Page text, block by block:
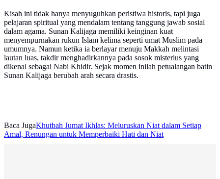
Kisah ini tidak hanya menyuguhkan peristiwa historis, tapi juga
pelajaran spiritual yang mendalam tentang tanggung jawab sosial
dalam agama. Sunan Kalijaga memiliki keinginan kuat
menyempurnakan rukun Islam kelima seperti umat Muslim pada
umumnya. Namun ketika ia berlayar menuju Makkah melintasi
lautan luas, takdir menghadirkannya pada sosok misterius yang
dikenal sebagai Nabi Khidir. Sejak momen inilah petualangan batin
Sunan Kalijaga berubah arah secara drastis.
Baca JugaKhutbah Jumat Ikhlas: Meluruskan Niat dalam Setiap
Amal, Renungan untuk Memperbaiki Hati dan Niat